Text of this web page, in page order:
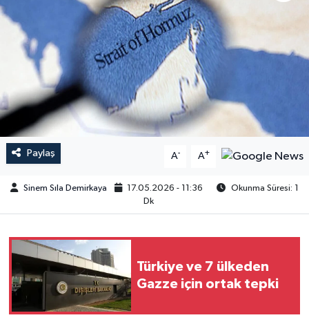
Paylaş A- A+
Sinem Sıla Demirkaya 17.05.2026 - 11:36
Okunma Süresi: 1
Dk
Türkiye ve 7 ülkeden
Gazze için ortak tepki